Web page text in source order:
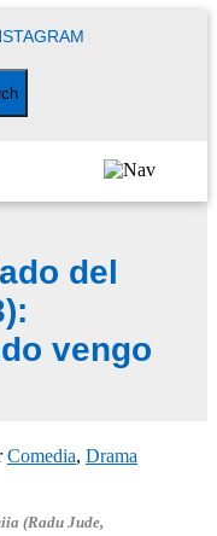
del
vengo
Comedia, Drama
(Radu Jude,